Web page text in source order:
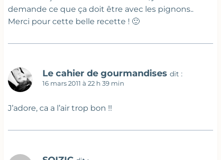
demande ce que ça doit être avec les pignons..
Merci pour cette belle recette ! 🙂
Le cahier de gourmandises dit :
16 mars 2011 à 22 h 39 min
J’adore, ca a l’air trop bon !!